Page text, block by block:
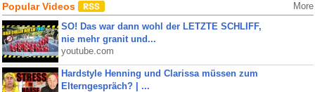
Popular Videos More
SO! Das war dann wohl der LETZTE SCHLIFF,
nie mehr granit und...
youtube.com
Hardstyle Henning und Clarissa müssen zum
Elterngespräch? | ...